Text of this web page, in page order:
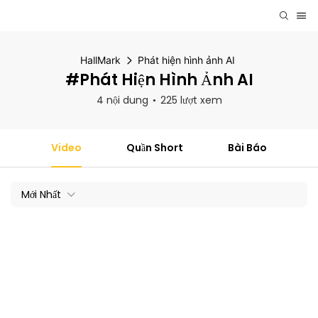
HallMark Phát hiện hình ảnh AI
#Phát Hiện Hình Ảnh AI
4 nội dung 225 lượt xem
Video Quần Short Bài Báo
Mới Nhất